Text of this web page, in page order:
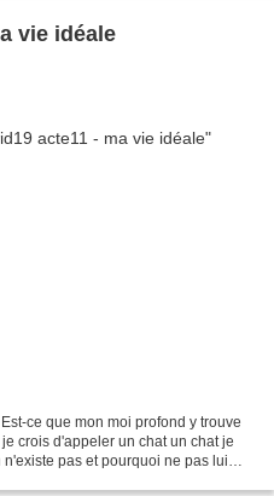
vie idéale
ce que mon moi profond y trouve
crois d'appeler un chat un chat je
pas et pourquoi ne pas lui